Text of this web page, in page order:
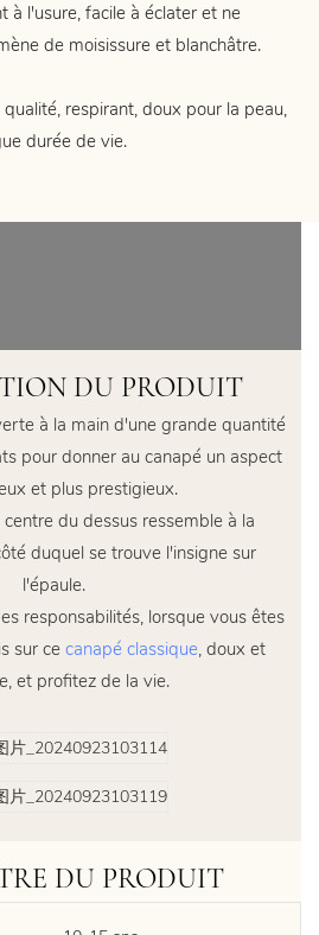
à l'usure, facile à éclater et ne
de moisissure et blanchâtre.
respirant, doux pour la peau,
durée de vie.
DU PRODUIT
à la main d'une grande quantité
pour donner au canapé un aspect
et plus prestigieux.
du dessus ressemble à la
duquel se trouve l'insigne sur
l'épaule.
responsabilités, lorsque vous êtes
sur ce canapé classique, doux et
et profitez de la vie.
DU PRODUIT